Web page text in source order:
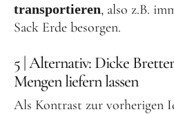
transportieren, also z.B.
Sack Erde besorgen.
5 | Alternativ: Dicke
Mengen liefern lassen
Als Kontrast zur vorherigen